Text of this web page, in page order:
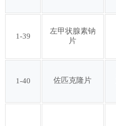
1-39
左甲状腺素钠
片
1-40 佐匹克隆片